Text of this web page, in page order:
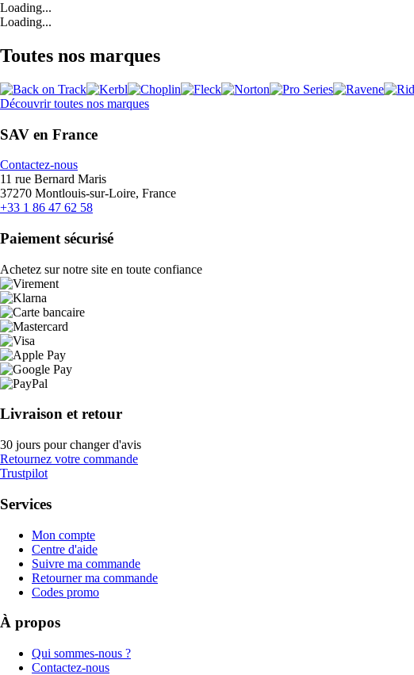
Loading...
Loading...
Toutes nos marques
Découvrir toutes nos marques
SAV en France
Contactez-nous
11 rue Bernard Maris
37270 Montlouis-sur-Loire, France
+33 1 86 47 62 58
Paiement sécurisé
Achetez sur notre site en toute confiance
Livraison et retour
30 jours pour changer d'avis
Retournez votre commande
Trustpilot
Services
Mon compte
Centre d'aide
Suivre ma commande
Retourner ma commande
Codes promo
À propos
Qui sommes-nous ?
Contactez-nous